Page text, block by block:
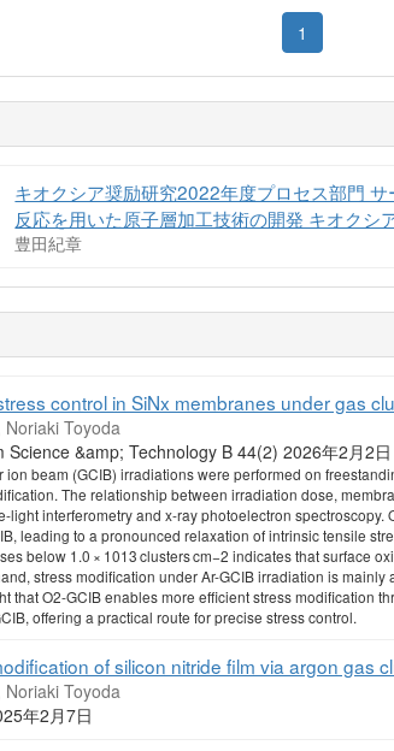
1
キオクシア奨励研究2022年度プロセス部門
反応を用いた原子層加工技術の開発 キオクシ
豊田紀章
control in SiNx membranes under gas
Toyoda
Science &amp; Technology B 44(2) 2026年2月2日
ion beam (GCIB) irradiations were performed on
The relationship between irradiation dose,
light interferometry and x-ray photoelectron spectroscopy.
leading to a pronounced relaxation of intrinsic tensile
below 1.0 × 1013 clusters cm−2 indicates that surface
stress modification under Ar-GCIB irradiation is
that O2-GCIB enables more efficient stress modification
offering a practical route for precise stress control.
of silicon nitride film via argon gas
Toyoda
年2月7日